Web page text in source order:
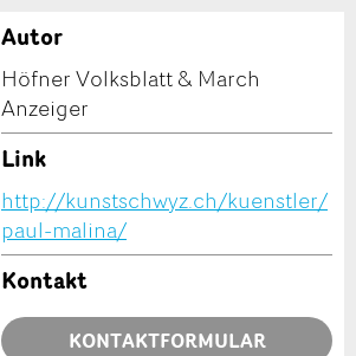
Autor
Höfner Volksblatt & March
Anzeiger
Link
http://kunstschwyz.ch/kuenstler/
paul-malina/
Kontakt
KONTAKTFORMULAR